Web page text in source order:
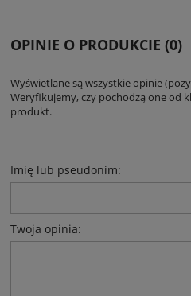
OPINIE O PRODUKCIE (0)
Wyświetlane są wszystkie opinie
Weryfikujemy, czy pochodzą one od
produkt.
Imię lub pseudonim:
Twoja opinia: